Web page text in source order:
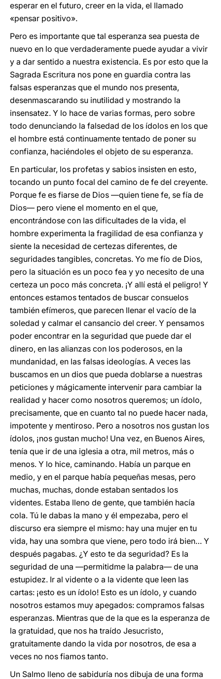
esperar en el futuro, creer en la vida, el llamado
«pensar positivo».
Pero es importante que tal esperanza sea puesta de
nuevo en lo que verdaderamente puede ayudar a vivir
y a dar sentido a nuestra existencia. Es por esto que la
Sagrada Escritura nos pone en guardia contra las
falsas esperanzas que el mundo nos presenta,
desenmascarando su inutilidad y mostrando la
insensatez. Y lo hace de varias formas, pero sobre
todo denunciando la falsedad de los ídolos en los que
el hombre está continuamente tentado de poner su
confianza, haciéndoles el objeto de su esperanza.
En particular, los profetas y sabios insisten en esto,
tocando un punto focal del camino de fe del creyente.
Porque fe es fiarse de Dios —quien tiene fe, se fía de
Dios— pero viene el momento en el que,
encontrándose con las dificultades de la vida, el
hombre experimenta la fragilidad de esa confianza y
siente la necesidad de certezas diferentes, de
seguridades tangibles, concretas. Yo me fío de Dios,
pero la situación es un poco fea y yo necesito de una
certeza un poco más concreta. ¡Y allí está el peligro! Y
entonces estamos tentados de buscar consuelos
también efímeros, que parecen llenar el vacío de la
soledad y calmar el cansancio del creer. Y pensamos
poder encontrar en la seguridad que puede dar el
dinero, en las alianzas con los poderosos, en la
mundanidad, en las falsas ideologías. A veces las
buscamos en un dios que pueda doblarse a nuestras
peticiones y mágicamente intervenir para cambiar la
realidad y hacer como nosotros queremos; un ídolo,
precisamente, que en cuanto tal no puede hacer nada,
impotente y mentiroso. Pero a nosotros nos gustan los
ídolos, ¡nos gustan mucho! Una vez, en Buenos Aires,
tenía que ir de una iglesia a otra, mil metros, más o
menos. Y lo hice, caminando. Había un parque en
medio, y en el parque había pequeñas mesas, pero
muchas, muchas, donde estaban sentados los
videntes. Estaba lleno de gente, que también hacía
cola. Tú le dabas la mano y él empezaba, pero el
discurso era siempre el mismo: hay una mujer en tu
vida, hay una sombra que viene, pero todo irá bien… Y
después pagabas. ¿Y esto te da seguridad? Es la
seguridad de una —permitidme la palabra— de una
estupidez. Ir al vidente o a la vidente que leen las
cartas: ¡esto es un ídolo! Esto es un ídolo, y cuando
nosotros estamos muy apegados: compramos falsas
esperanzas. Mientras que de la que es la esperanza de
la gratuidad, que nos ha traído Jesucristo,
gratuitamente dando la vida por nosotros, de esa a
veces no nos fiamos tanto.
Un Salmo lleno de sabiduría nos dibuja de una forma